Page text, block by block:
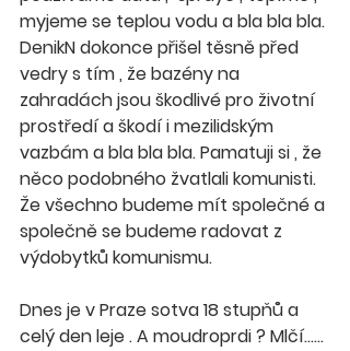
myjeme se teplou vodu a bla bla bla.
DenikN dokonce přišel těsně před
vedry s tím , že bazény na
zahradách jsou škodlivé pro životní
prostředí a škodí i mezilidským
vazbám a bla bla bla. Pamatuji si , že
něco podobného žvatlali komunisti.
Že všechno budeme mít společné a
společně se budeme radovat z
výdobytků komunismu.
Dnes je v Praze sotva 18 stupňů a
celý den leje . A moudroprdi ? Mlčí......